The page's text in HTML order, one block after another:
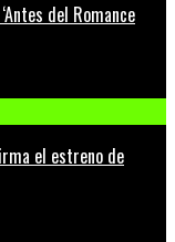
del Romance
el estreno de